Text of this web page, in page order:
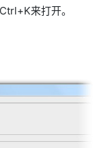
来打开。